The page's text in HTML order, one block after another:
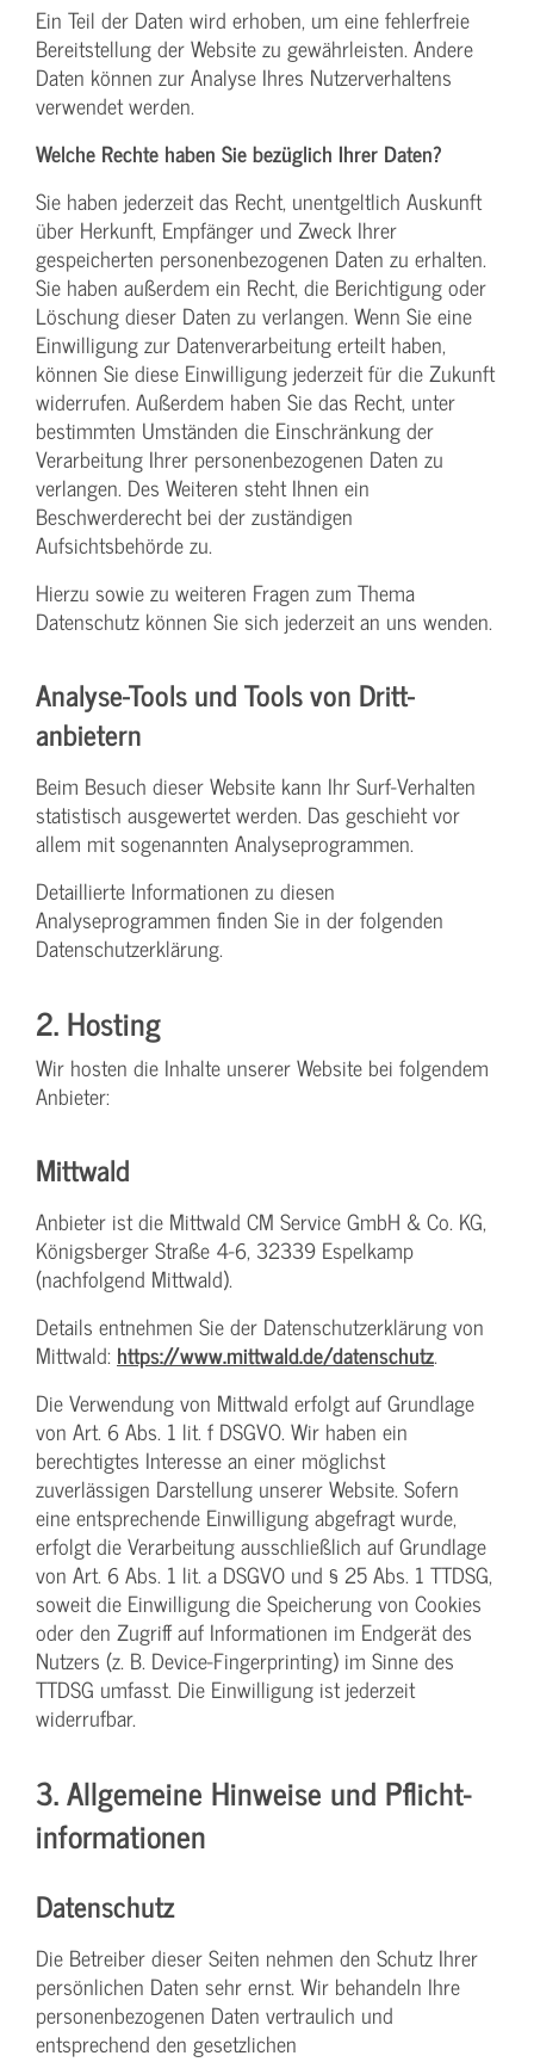
Ein Teil der Daten wird erhoben, um eine fehlerfreie
Bereitstellung der Website zu gewährleisten. Andere
Daten können zur Analyse Ihres Nutzerverhaltens
verwendet werden.
Welche Rechte haben Sie bezüglich Ihrer Daten?
Sie haben jederzeit das Recht, unentgeltlich Auskunft
über Herkunft, Empfänger und Zweck Ihrer
gespeicherten personenbezogenen Daten zu erhalten.
Sie haben außerdem ein Recht, die Berichtigung oder
Löschung dieser Daten zu verlangen. Wenn Sie eine
Einwilligung zur Datenverarbeitung erteilt haben,
können Sie diese Einwilligung jederzeit für die Zukunft
widerrufen. Außerdem haben Sie das Recht, unter
bestimmten Umständen die Einschränkung der
Verarbeitung Ihrer personenbezogenen Daten zu
verlangen. Des Weiteren steht Ihnen ein
Beschwerderecht bei der zuständigen
Aufsichtsbehörde zu.
Hierzu sowie zu weiteren Fragen zum Thema
Datenschutz können Sie sich jederzeit an uns wenden.
Analyse-Tools und Tools von Dritt­
anbietern
Beim Besuch dieser Website kann Ihr Surf-Verhalten
statistisch ausgewertet werden. Das geschieht vor
allem mit sogenannten Analyseprogrammen.
Detaillierte Informationen zu diesen
Analyseprogrammen finden Sie in der folgenden
Datenschutzerklärung.
2. Hosting
Wir hosten die Inhalte unserer Website bei folgendem
Anbieter:
Mittwald
Anbieter ist die Mittwald CM Service GmbH & Co. KG,
Königsberger Straße 4-6, 32339 Espelkamp
(nachfolgend Mittwald).
Details entnehmen Sie der Datenschutzerklärung von
Mittwald: https://www.mittwald.de/datenschutz.
Die Verwendung von Mittwald erfolgt auf Grundlage
von Art. 6 Abs. 1 lit. f DSGVO. Wir haben ein
berechtigtes Interesse an einer möglichst
zuverlässigen Darstellung unserer Website. Sofern
eine entsprechende Einwilligung abgefragt wurde,
erfolgt die Verarbeitung ausschließlich auf Grundlage
von Art. 6 Abs. 1 lit. a DSGVO und § 25 Abs. 1 TTDSG,
soweit die Einwilligung die Speicherung von Cookies
oder den Zugriff auf Informationen im Endgerät des
Nutzers (z. B. Device-Fingerprinting) im Sinne des
TTDSG umfasst. Die Einwilligung ist jederzeit
widerrufbar.
3. Allgemeine Hinweise und Pflicht­
informationen
Datenschutz
Die Betreiber dieser Seiten nehmen den Schutz Ihrer
persönlichen Daten sehr ernst. Wir behandeln Ihre
personenbezogenen Daten vertraulich und
entsprechend den gesetzlichen